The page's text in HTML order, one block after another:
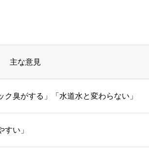
主な意見
ク臭がする」「水道水と変わらない」
すい」